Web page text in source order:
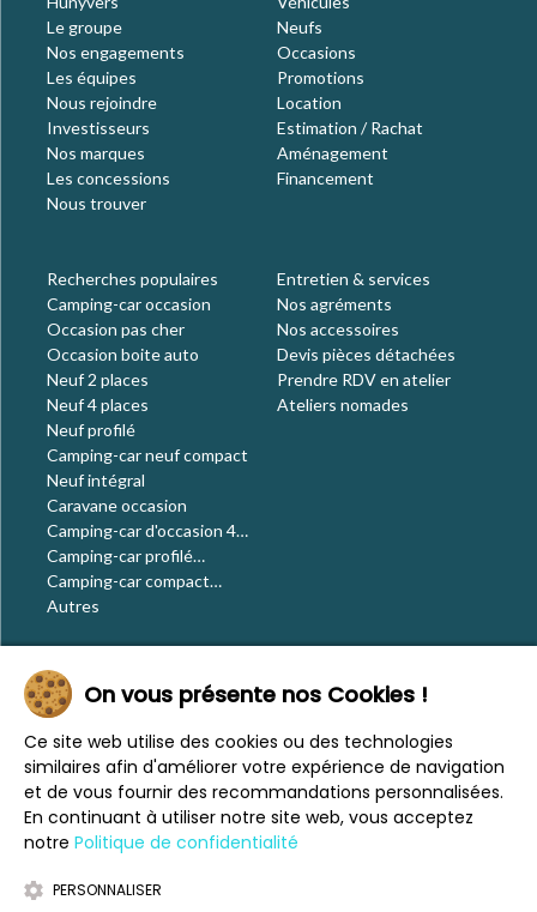
Le groupe
Nos engagements
Les équipes
Nous rejoindre
Investisseurs
Nos marques
Les concessions
Nous trouver
Neufs
Occasions
Promotions
Location
Estimation / Rachat
Aménagement
Financement
Recherches populaires
Camping-car occasion
Occasion pas cher
Occasion boite auto
Neuf 2 places
Neuf 4 places
Neuf profilé
Camping-car neuf compact
Neuf intégral
Caravane occasion
Camping-car d'occasion 4
places
Camping-car profilé
occasion
Camping-car compact
occasion
Autres
Entretien & services
Nos agréments
Nos accessoires
Devis pièces détachées
Prendre RDV en atelier
Ateliers nomades
Le blog
Actualités
Évènements
Nos conseils
Vos voyages
CaraMaps
Espace presse
Mentions légales
On vous présente nos Cookies !
Ce site web utilise des cookies ou des technologies
similaires afin d'améliorer votre expérience de navigation
et de vous fournir des recommandations personnalisées.
En continuant à utiliser notre site web, vous acceptez
notre Politique de confidentialité
PERSONNALISER